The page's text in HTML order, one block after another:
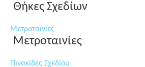
Θήκες Σχεδίων
Μετροταινίες
Μετροταινίες
Πινακίδες Σχεδίου